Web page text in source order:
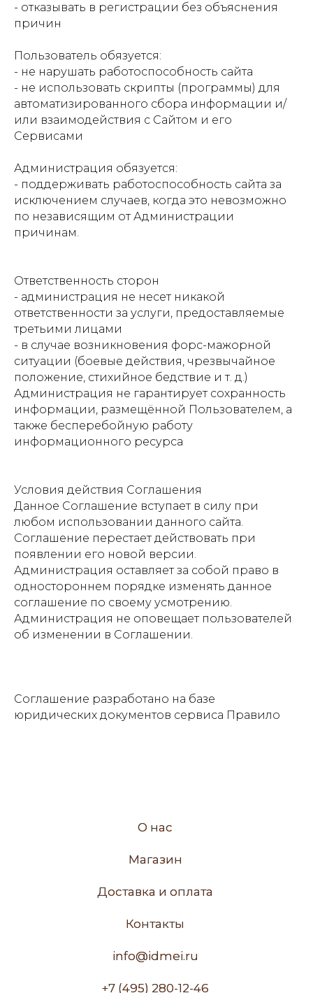
- отказывать в регистрации без объяснения
причин
Пользователь обязуется:
- не нарушать работоспособность сайта
- не использовать скрипты (программы) для
автоматизированного сбора информации и/
или взаимодействия с Сайтом и его
Сервисами
Администрация обязуется:
- поддерживать работоспособность сайта за
исключением случаев, когда это невозможно
по независящим от Администрации
причинам.
Ответственность сторон
- администрация не несет никакой
ответственности за услуги, предоставляемые
третьими лицами
- в случае возникновения форс-мажорной
ситуации (боевые действия, чрезвычайное
положение, стихийное бедствие и т. д.)
Администрация не гарантирует сохранность
информации, размещённой Пользователем, а
также бесперебойную работу
информационного ресурса
Условия действия Соглашения
Данное Соглашение вступает в силу при
любом использовании данного сайта.
Соглашение перестает действовать при
появлении его новой версии.
Администрация оставляет за собой право в
одностороннем порядке изменять данное
соглашение по своему усмотрению.
Администрация не оповещает пользователей
об изменении в Соглашении.
Соглашение разработано на базе
юридических документов сервиса Правило
+7 (495) 280-12-46
+7 (495) 280-12-46
info@idmei.ru
info@idmei.ru
Магазин
Магазин
Контакты
Контакты
Доставка и оплата
Доставка и оплата
О нас
О нас